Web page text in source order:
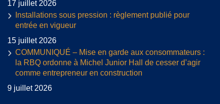
17 juillet 2026
Installations sous pression : règlement publié pour
entrée en vigueur
15 juillet 2026
COMMUNIQUÉ – Mise en garde aux consommateurs :
la RBQ ordonne à Michel Junior Hall de cesser d’agir
comme entrepreneur en construction
9 juillet 2026